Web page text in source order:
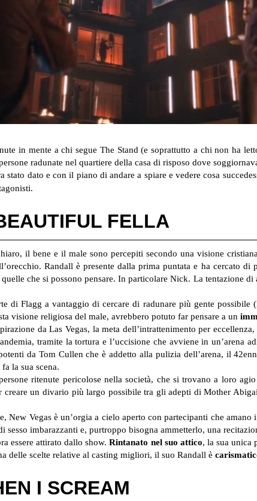
in mente a chi segue The Stand (e soprattutto a chi non ha
radunate nel quartiere della casa di risposo dove
stato dato e con il piano di andare a spiare e vedere cosa
FELLA
il bene e il male sono percepiti secondo una visione
Randall è presente dalla prima puntata e ha cercato
che si possono pensare. In particolare Nick. La tentazione di
di Flagg a vantaggio di cercare di radunare più gente
visione religiosa del male, avrebbero potuto far pensare a un
da Las Vegas, la meta dell’intrattenimento per
tramite la tortura e l’uccisione che avviene in un’arena
da Tom Cullen che è addetto alla pulizia dell’arena, il
la sua scena.
ritenute pericolose nella società, che si trovano a loro
creare un divario più largo possibile tra gli adepti di Mother
New Vegas è un’orgia a cielo aperto con partecipanti che amano
imbarazzanti e, purtroppo bisogna ammetterlo, una
essere attirato dallo show.Rintanato nel suo attico, la sua unica
delle scelte relative al casting migliori, il suo Randall è
I SCREAM